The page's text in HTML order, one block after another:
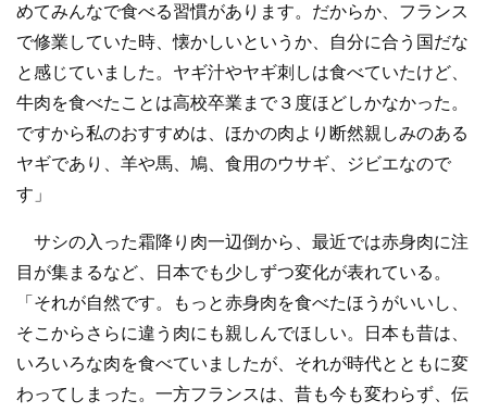
めてみんなで食べる習慣があります。だからか、フランス
で修業していた時、懐かしいというか、自分に合う国だな
と感じていました。ヤギ汁やヤギ刺しは食べていたけど、
牛肉を食べたことは高校卒業まで３度ほどしかなかった。
ですから私のおすすめは、ほかの肉より断然親しみのある
ヤギであり、羊や馬、鳩、食用のウサギ、ジビエなので
す」
サシの入った霜降り肉一辺倒から、最近では赤身肉に注
目が集まるなど、日本でも少しずつ変化が表れている。
「それが自然です。もっと赤身肉を食べたほうがいいし、
そこからさらに違う肉にも親しんでほしい。日本も昔は、
いろいろな肉を食べていましたが、それが時代とともに変
わってしまった。一方フランスは、昔も今も変わらず、伝